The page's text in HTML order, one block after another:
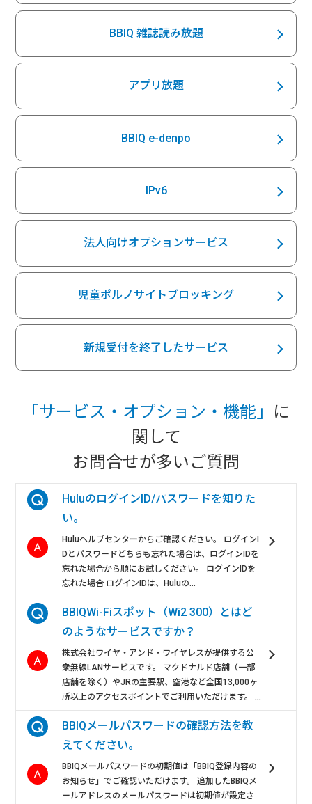
BBIQ 雑誌読み放題
アプリ放題
BBIQ e-denpo
IPv6
法人向けオプションサービス
児童ポルノサイトブロッキング
新規受付を終了したサービス
「サービス・オプション・機能」
に
関して
お問合せが多いご質問
HuluのログインID/パスワードを知りた
い。
Huluヘルプセンターからご確認ください。 ログインI
Dとパスワードどちらも忘れた場合は、ログインIDを
忘れた場合から順にお試しください。 ログインIDを
忘れた場合 ログインIDは、Huluの...
BBIQWi-Fiスポット（Wi2 300）とはど
のようなサービスですか？
株式会社ワイヤ・アンド・ワイヤレスが提供する公
衆無線LANサービスです。 マクドナルド店舗（一部
店舗を除く）やJRの主要駅、空港など全国13,000ヶ
所以上のアクセスポイントでご利用いただけます。 ...
BBIQメールパスワードの確認方法を教
えてください。
BBIQメールパスワードの初期値は「BBIQ登録内容の
お知らせ」でご確認いただけます。 追加したBBIQメ
ールアドレスのメールパスワードは初期値が設定さ